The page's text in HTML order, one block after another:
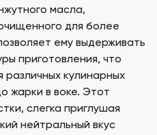
масла,
для более
ему выдерживать
приготовления, что
кулинарных
жарки в воке. Этот
слегка приглушая
нейтральный вкус